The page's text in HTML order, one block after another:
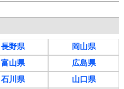
長野県
富山県
石川県
岡山県
広島県
山口県